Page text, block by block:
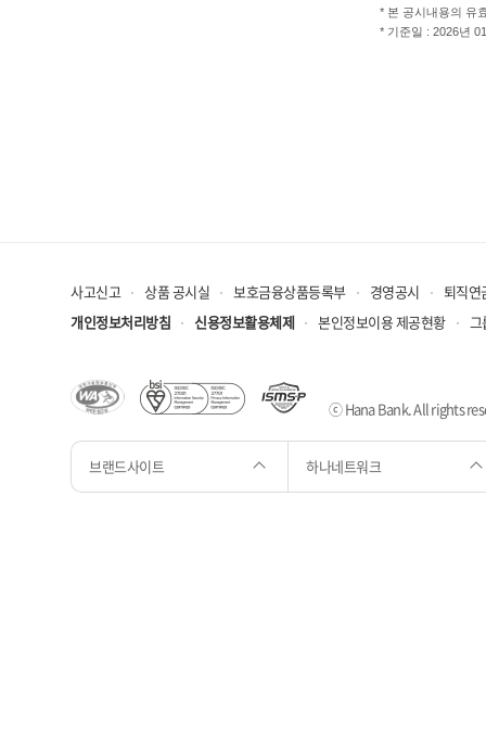
* 본 공시내용의 유
* 기준일 : 2026년
사고신고 상품 공시실 보호금융상품등록부 경영공시
퇴직연
개인정보처리방침
신용정보활용체제 본인정보이용 제공현황 그
ⓒ Hana Bank. All rights
브랜드사이트 하나네트워크